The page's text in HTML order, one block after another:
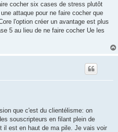
cocher six cases de stress plutôt
attaque pour ne faire cocher que
l'option créer un avantage est plus
5 au lieu de ne faire cocher Ue les
que c'est du clientélisme: on
souscripteurs en filant plein de
il est en haut de ma pile. Je vais voir